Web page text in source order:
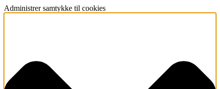
Administrer samtykke til cookies